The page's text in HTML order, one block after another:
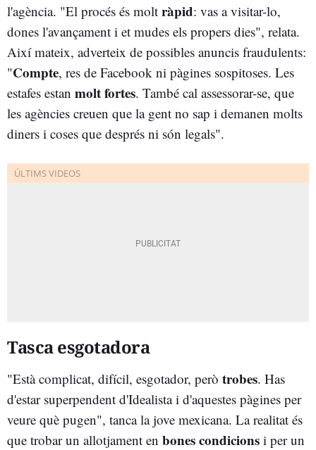
l'agència. "El procés és molt ràpid: vas a visitar-lo,
dones l'avançament i et mudes els propers dies", relata.
Així mateix, adverteix de possibles anuncis fraudulents:
"Compte, res de Facebook ni pàgines sospitoses. Les
estafes estan molt fortes. També cal assessorar-se, que
les agències creuen que la gent no sap i demanen molts
diners i coses que després ni són legals".
Tasca esgotadora
"Està complicat, difícil, esgotador, però trobes. Has
d'estar superpendent d'Idealista i d'aquestes pàgines per
veure què pugen", tanca la jove mexicana. La realitat és
que trobar un allotjament en bones condicions i per un